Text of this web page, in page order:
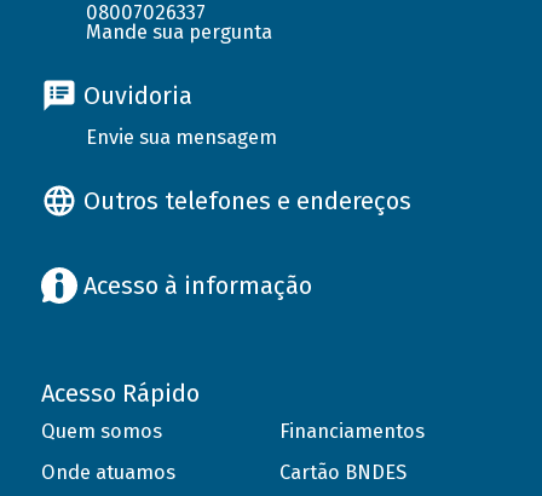
08007026337
Mande sua pergunta
Ouvidoria
Envie sua mensagem
Outros telefones e endereços
Acesso à informação
Acesso Rápido
Quem somos
Onde atuamos
Financiamentos
Cartão BNDES